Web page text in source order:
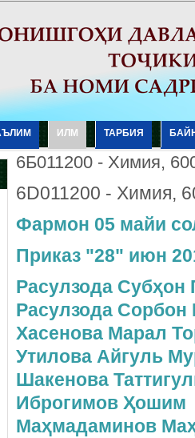
ИЛМ ТАРБИЯ
6Б011200 - Химия,
6D011200 - Химия,
Фармон 05 майи
Приказ "28" июн
Расулзода Субҳон
Расулзода
Хасенова Марал
Утилова Айгуль
Шакенова
Иброгимов Ҳошим
Маҳмадаминов